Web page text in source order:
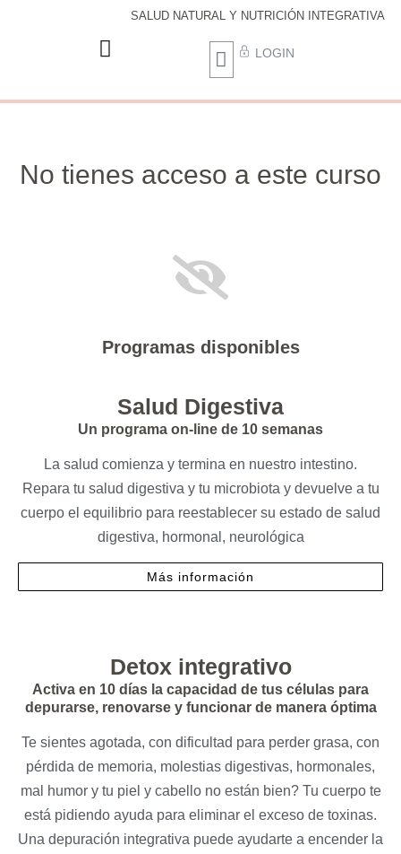
SALUD NATURAL Y NUTRICIÓN INTEGRATIVA
LOGIN
No tienes acceso a este curso
Programas disponibles
Salud Digestiva
Un programa on-line de 10 semanas
La salud comienza y termina en nuestro intestino.
Repara tu salud digestiva y tu microbiota y devuelve a tu
cuerpo el equilibrio para reestablecer su estado de salud
digestiva, hormonal, neurológica
Más información
Detox integrativo
Activa en 10 días la capacidad de tus células para
depurarse, renovarse y funcionar de manera óptima
Te sientes agotada, con dificultad para perder grasa, con
pérdida de memoria, molestias digestivas, hormonales,
mal humor y tu piel y cabello no están bien? Tu cuerpo te
está pidiendo ayuda para eliminar el exceso de toxinas.
Una depuración integrativa puede ayudarte a encender la